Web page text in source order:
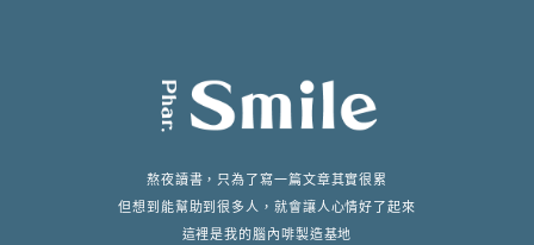
熬夜讀書，只為了寫一篇文章其實很累
但想到能幫助到很多人，就會讓人心情好了起來
這裡是我的腦內啡製造基地